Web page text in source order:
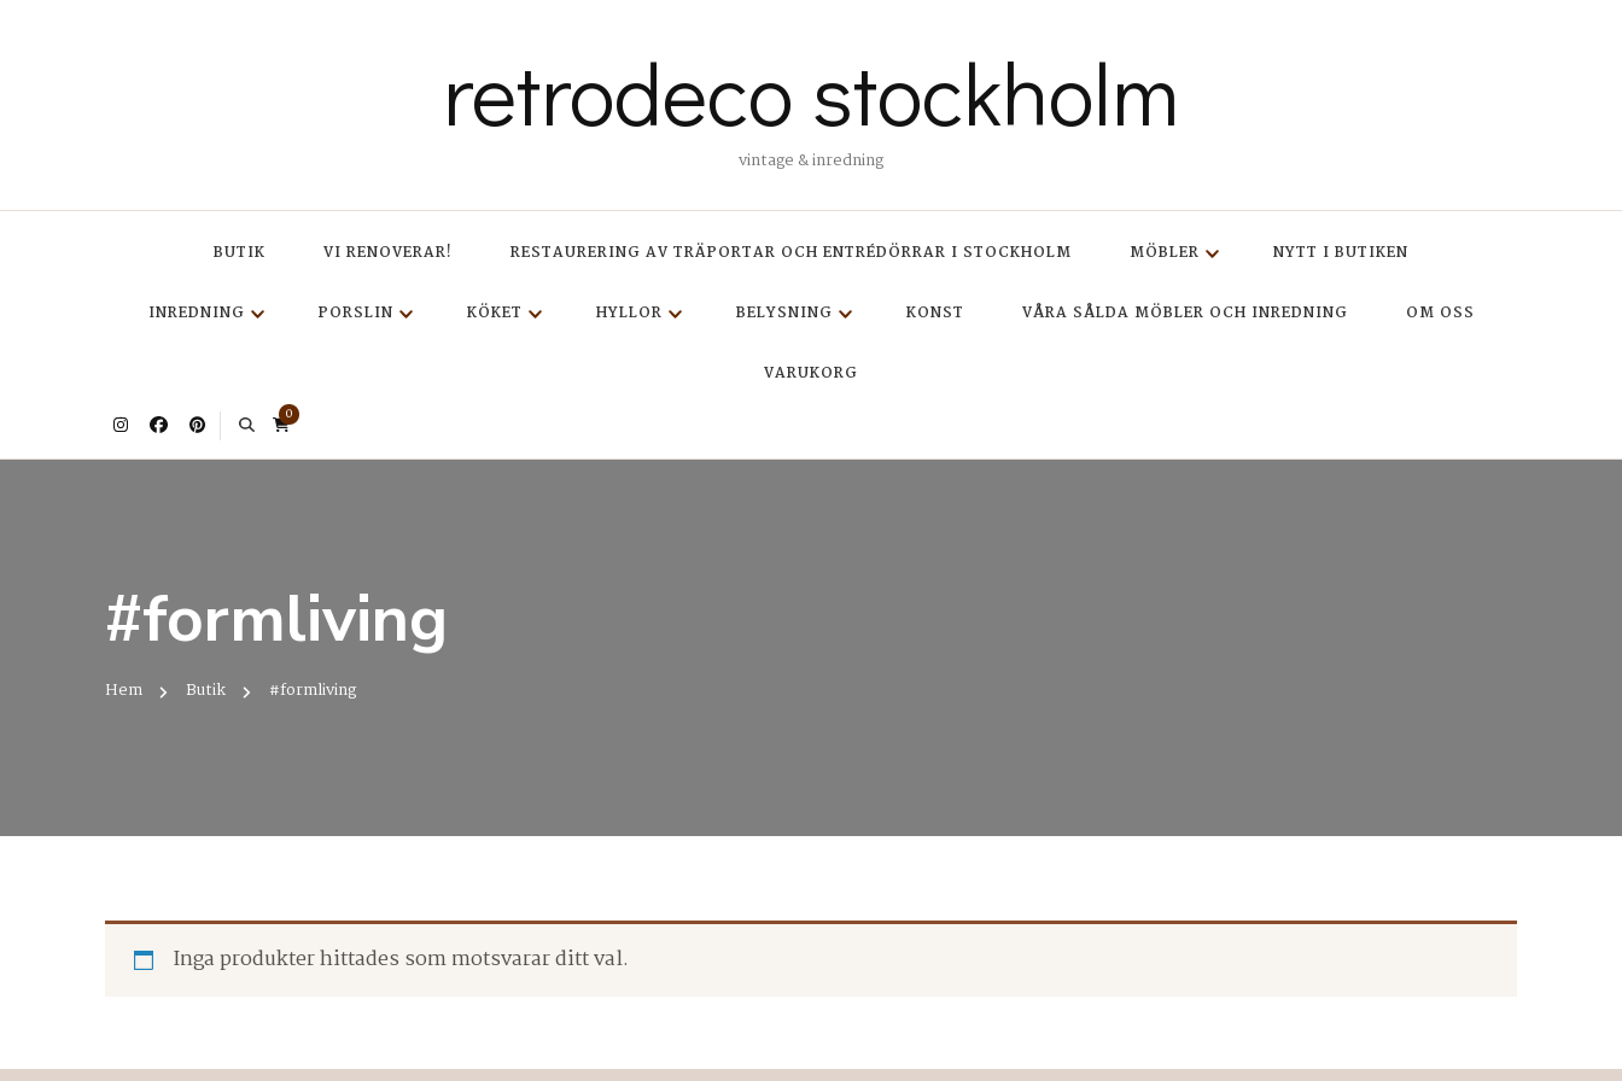
retrodeco stockholm
vintage & inredning
BUTIK VI RENOVERAR! RESTAURERING AV TRÄPORTAR OCH ENTRÉDÖRRAR I STOCKHOLM MÖBLER NYTT I BUTIKEN
INREDNING PORSLIN KÖKET HYLLOR BELYSNING KONST VÅRA SÅLDA MÖBLER OCH INREDNING OM OSS
VARUKORG
0
#formliving
Hem Butik #formliving
Inga produkter hittades som motsvarar ditt val.